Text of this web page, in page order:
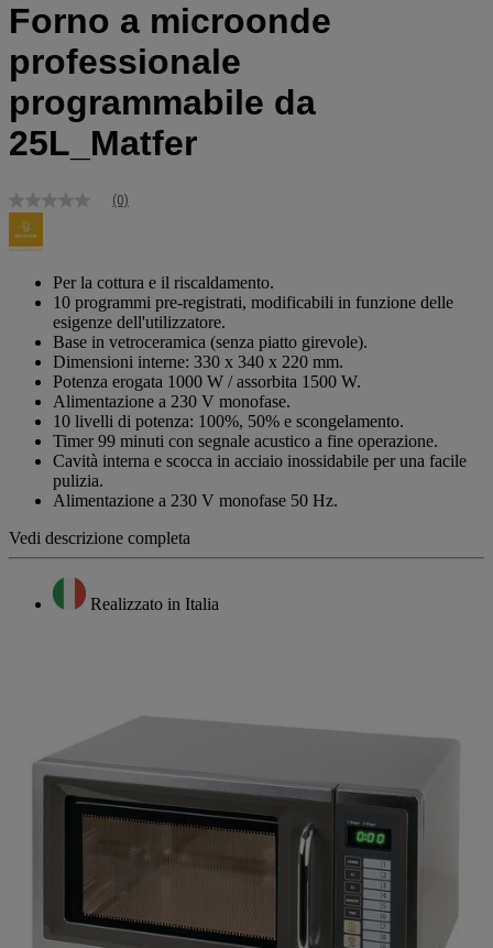
Forno a microonde
professionale
programmabile da
25L_Matfer
Nessuna
valutazione
Stesso
pagina.
(0)
Per la cottura e il riscaldamento.
10 programmi pre-registrati, modificabili in funzione delle
esigenze dell'utilizzatore.
Base in vetroceramica (senza piatto girevole).
Dimensioni interne: 330 x 340 x 220 mm.
Potenza erogata 1000 W / assorbita 1500 W.
Alimentazione a 230 V monofase.
10 livelli di potenza: 100%, 50% e scongelamento.
Timer 99 minuti con segnale acustico a fine operazione.
Cavità interna e scocca in acciaio inossidabile per una facile
pulizia.
Alimentazione a 230 V monofase 50 Hz.
Vedi descrizione completa
Realizzato in Italia